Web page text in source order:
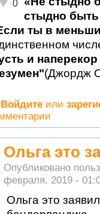
0
стыдно быть
ты в
и
(Джордж
Войдите или
Ольга это
Опубликовано
февраля, 2019 -
Ольга это